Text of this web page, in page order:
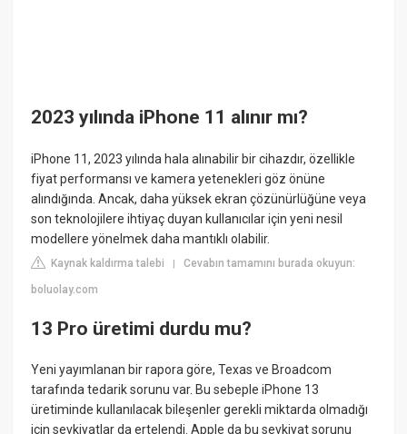
2023 yılında iPhone 11 alınır mı?
iPhone 11, 2023 yılında hala alınabilir bir cihazdır, özellikle
fiyat performansı ve kamera yetenekleri göz önüne
alındığında. Ancak, daha yüksek ekran çözünürlüğüne veya
son teknolojilere ihtiyaç duyan kullanıcılar için yeni nesil
modellere yönelmek daha mantıklı olabilir.
Kaynak kaldırma talebi |Cevabın tamamını burada okuyun:
boluolay.com
13 Pro üretimi durdu mu?
Yeni yayımlanan bir rapora göre, Texas ve Broadcom
tarafında tedarik sorunu var. Bu sebeple iPhone 13
üretiminde kullanılacak bileşenler gerekli miktarda olmadığı
için sevkiyatlar da ertelendi. Apple da bu sevkiyat sorunu